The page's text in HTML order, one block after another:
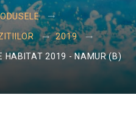
2019
HABITAT 2019 - NAMUR (B)